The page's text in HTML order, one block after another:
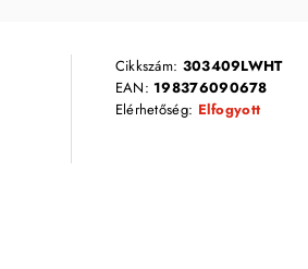
Cikkszám: 303409LWHT
EAN:198376090678
Elérhetőség: Elfogyott